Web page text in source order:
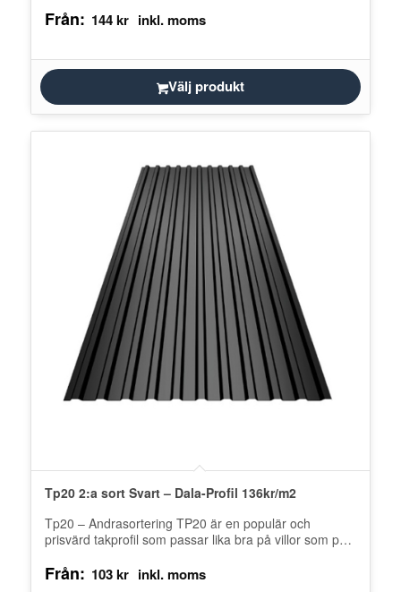
Från: 144kr
Välj produkt
Tp20 2:a sort Svart – Dala-Profil 136kr/m2
Tp20 – Andrasortering TP20 är en populär och
prisvärd takprofil som passar lika bra på villor som på
Från: 103kr